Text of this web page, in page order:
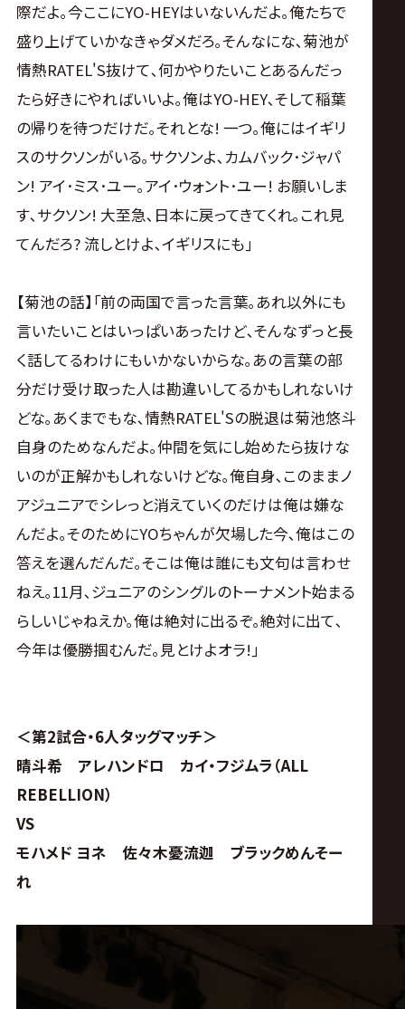
際だよ｡今ここにYO-HEYはいないんだよ｡俺たちで
盛り上げていかなきゃダメだろ｡そんなにな､菊池が
情熱RATEL'S抜けて､何かやりたいことあるんだっ
たら好きにやればいいよ｡俺はYO-HEY､そして稲葉
の帰りを待つだけだ｡それとな! 一つ｡俺にはイギリ
スのサクソンがいる｡サクソンよ､カムバック･ジャパ
ン! アイ･ミス･ユー｡アイ･ウォント･ユー! お願いしま
す､サクソン! 大至急､日本に戻ってきてくれ｡これ見
てんだろ? 流しとけよ､イギリスにも｣
【菊池の話】｢前の両国で言った言葉｡あれ以外にも
言いたいことはいっぱいあったけど､そんなずっと長
く話してるわけにもいかないからな｡あの言葉の部
分だけ受け取った人は勘違いしてるかもしれないけ
どな｡あくまでもな､情熱RATEL'Sの脱退は菊池悠斗
自身のためなんだよ｡仲間を気にし始めたら抜けな
いのが正解かもしれないけどな｡俺自身､このままノ
アジュニアでシレっと消えていくのだけは俺は嫌な
んだよ｡そのためにYOちゃんが欠場した今､俺はこの
答えを選んだんだ｡そこは俺は誰にも文句は言わせ
ねえ｡11月､ジュニアのシングルのトーナメント始まる
らしいじゃねえか｡俺は絶対に出るぞ｡絶対に出て､
今年は優勝掴むんだ｡見とけよオラ!｣
＜第2試合・6人タッグマッチ＞
晴斗希 アレハンドロ カイ・フジムラ（ALL
REBELLION）
VS
モハメド ヨネ 佐々木憂流迦 ブラックめんそー
れ